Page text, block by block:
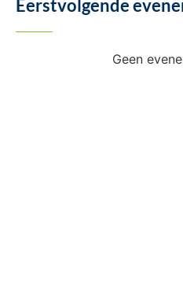
Eerstvolgende
Geen